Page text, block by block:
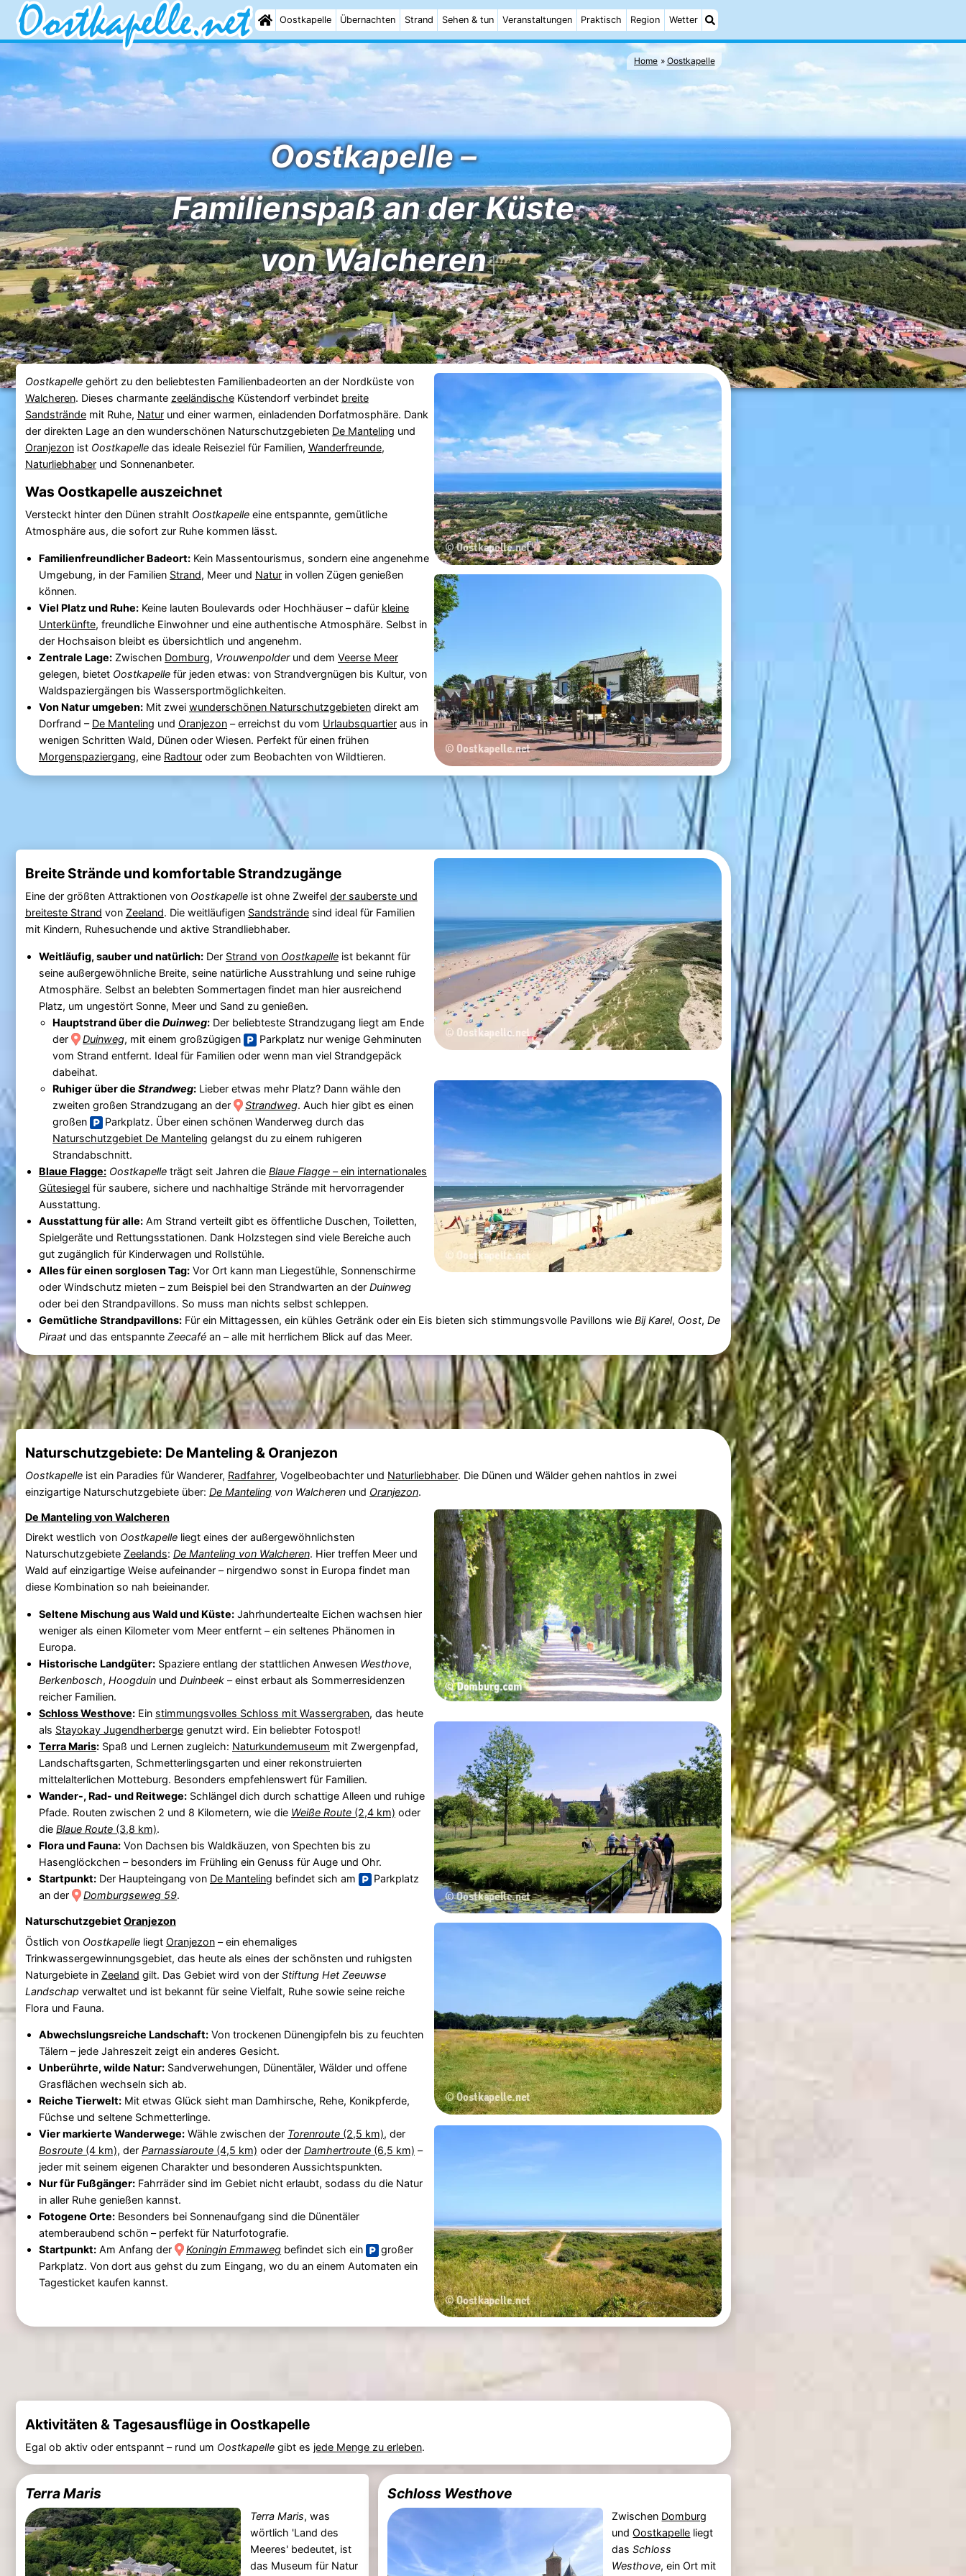
Oostkapelle Übernachten Strand Sehen & tun Veranstaltungen Praktisch Region Wetter
Home Oostkapelle
Oostkapelle –
Familienspaß an der Küste
von Walcheren
Oostkapellegehört zu den beliebtesten Familienbadeorten an der Nordküste von
Walcheren. Dieses charmante zeeländischeKüstendorf verbindet breite
Sandsträndemit Ruhe, Naturund einer warmen, einladenden Dorfatmosphäre. Dank
der direkten Lage an den wunderschönen Naturschutzgebieten De Manteling und
Oranjezonist Oostkapelledas ideale Reiseziel für Familien, Wanderfreunde,
Naturliebhaberund Sonnenanbeter.
Was Oostkapelle auszeichnet
Versteckt hinter den Dünen strahlt Oostkapelleeine entspannte, gemütliche
Atmosphäre aus, die sofort zur Ruhe kommen lässt.
Familienfreundlicher Badeort:Kein Massentourismus, sondern eine angenehme
Umgebung, in der Familien Strand, Meer und Naturin vollen Zügen genießen
können.
Viel Platz und Ruhe:Keine lauten Boulevards oder Hochhäuser – dafür kleine
Unterkünfte, freundliche Einwohner und eine authentische Atmosphäre. Selbst in
der Hochsaison bleibt es übersichtlich und angenehm.
Zentrale Lage:Zwischen Domburg, Vrouwenpolderund dem Veerse Meer
gelegen, bietet Oostkapellefür jeden etwas: von Strandvergnügen bis Kultur, von
Waldspaziergängen bis Wassersportmöglichkeiten.
Von Natur umgeben:Mit zwei wunderschönen Naturschutzgebietendirekt am
Dorfrand – De Manteling und Oranjezon– erreichst du vom Urlaubsquartieraus in
wenigen Schritten Wald, Dünen oder Wiesen. Perfekt für einen frühen
Morgenspaziergang, eine Radtouroder zum Beobachten von Wildtieren.
Breite Strände und komfortable Strandzugänge
Eine der größten Attraktionen von Oostkapelleist ohne Zweifel der sauberste und
breiteste Strand von Zeeland. Die weitläufigen Sandsträndesind ideal für Familien
mit Kindern, Ruhesuchende und aktive Strandliebhaber.
Weitläufig, sauber und natürlich:Der Strand von Oostkapelleist bekannt für
seine außergewöhnliche Breite, seine natürliche Ausstrahlung und seine ruhige
Atmosphäre. Selbst an belebten Sommertagen findet man hier ausreichend
Platz, um ungestört Sonne, Meer und Sand zu genießen.
Hauptstrand über dieDuinweg: Der beliebteste Strandzugang liegt am Ende
der
Duinweg, mit einem großzügigen
Parkplatz nur wenige Gehminuten
vom Strand entfernt. Ideal für Familien oder wenn man viel Strandgepäck
dabeihat.
Ruhiger über dieStrandweg: Lieber etwas mehr Platz? Dann wähle den
zweiten großen Strandzugang an der
Strandweg. Auch hier gibt es einen
großen
Parkplatz. Über einen schönen Wanderweg durch das
Naturschutzgebiet De Manteling gelangst du zu einem ruhigeren
Strandabschnitt.
Blaue Flagge: Oostkapelleträgt seit Jahren die Blaue Flagge– ein internationales
Gütesiegelfür saubere, sichere und nachhaltige Strände mit hervorragender
Ausstattung.
Ausstattung für alle:Am Strand verteilt gibt es öffentliche Duschen, Toiletten,
Spielgeräte und Rettungsstationen. Dank Holzstegen sind viele Bereiche auch
gut zugänglich für Kinderwagen und Rollstühle.
Alles für einen sorglosen Tag:Vor Ort kann man Liegestühle, Sonnenschirme
oder Windschutz mieten – zum Beispiel bei den Strandwarten an der Duinweg
oder bei den Strandpavillons. So muss man nichts selbst schleppen.
Gemütliche Strandpavillons:Für ein Mittagessen, ein kühles Getränk oder ein Eis bieten sich stimmungsvolle Pavillons wie Bij Karel, Oost, De
Piraatund das entspannte Zeecaféan – alle mit herrlichem Blick auf das Meer.
Naturschutzgebiete: De Manteling & Oranjezon
Oostkapelleist ein Paradies für Wanderer, Radfahrer, Vogelbeobachter und Naturliebhaber. Die Dünen und Wälder gehen nahtlos in zwei
einzigartige Naturschutzgebiete über: De Mantelingvon Walcherenund Oranjezon.
De Manteling von Walcheren
Direkt westlich von Oostkapelleliegt eines der außergewöhnlichsten
Naturschutzgebiete Zeelands: De Manteling von Walcheren. Hier treffen Meer und
Wald auf einzigartige Weise aufeinander – nirgendwo sonst in Europa findet man
diese Kombination so nah beieinander.
Seltene Mischung aus Wald und Küste:Jahrhundertealte Eichen wachsen hier
weniger als einen Kilometer vom Meer entfernt – ein seltenes Phänomen in
Europa.
Historische Landgüter:Spaziere entlang der stattlichen Anwesen Westhove,
Berkenbosch, Hoogduinund Duinbeek– einst erbaut als Sommerresidenzen
reicher Familien.
Schloss Westhove:Ein stimmungsvolles Schloss mit Wassergraben, das heute
als Stayokay Jugendherbergegenutzt wird. Ein beliebter Fotospot!
Terra Maris:Spaß und Lernen zugleich: Naturkundemuseum mit Zwergenpfad,
Landschaftsgarten, Schmetterlingsgarten und einer rekonstruierten
mittelalterlichen Motteburg. Besonders empfehlenswert für Familien.
Wander-, Rad- und Reitwege:Schlängel dich durch schattige Alleen und ruhige
Pfade. Routen zwischen 2 und 8 Kilometern, wie die Weiße Route(2,4 km) oder
die Blaue Route(3,8 km).
Flora und Fauna:Von Dachsen bis Waldkäuzen, von Spechten bis zu
Hasenglöckchen – besonders im Frühling ein Genuss für Auge und Ohr.
Startpunkt:Der Haupteingang von De Manteling befindet sich am
Parkplatz
an der
Domburgseweg 59.
Naturschutzgebiet Oranjezon
Östlich von Oostkapelleliegt Oranjezon– ein ehemaliges
Trinkwassergewinnungsgebiet, das heute als eines der schönsten und ruhigsten
Naturgebiete in Zeeland gilt. Das Gebiet wird von der Stiftung Het Zeeuwse
Landschap verwaltet und ist bekannt für seine Vielfalt, Ruhe sowie seine reiche
Flora und Fauna.
Abwechslungsreiche Landschaft:Von trockenen Dünengipfeln bis zu feuchten
Tälern – jede Jahreszeit zeigt ein anderes Gesicht.
Unberührte, wilde Natur:Sandverwehungen, Dünentäler, Wälder und offene
Grasflächen wechseln sich ab.
Reiche Tierwelt:Mit etwas Glück sieht man Damhirsche, Rehe, Konikpferde,
Füchse und seltene Schmetterlinge.
Vier markierte Wanderwege:Wähle zwischen der Torenroute(2,5 km), der
Bosroute(4 km), der Parnassiaroute(4,5 km) oder der Damhertroute(6,5 km) –
jeder mit seinem eigenen Charakter und besonderen Aussichtspunkten.
Nur für Fußgänger:Fahrräder sind im Gebiet nicht erlaubt, sodass du die Natur
in aller Ruhe genießen kannst.
Fotogene Orte:Besonders bei Sonnenaufgang sind die Dünentäler
atemberaubend schön – perfekt für Naturfotografie.
Startpunkt:Am Anfang der Koningin Emmaweg befindet sich ein
großer
Parkplatz. Von dort aus gehst du zum Eingang, wo du an einem Automaten ein
Tagesticket kaufen kannst.
Aktivitäten & Tagesausflüge in Oostkapelle
Egal ob aktiv oder entspannt – rund um Oostkapellegibt es jede Menge zu erleben.
Terra Maris
Terra Maris, was
wörtlich 'Land des
Meeres' bedeutet, ist
das Museum für Natur
Schloss Westhove
Zwischen Domburg
undOostkapelle liegt
dasSchloss
Westhove, ein Ort mit